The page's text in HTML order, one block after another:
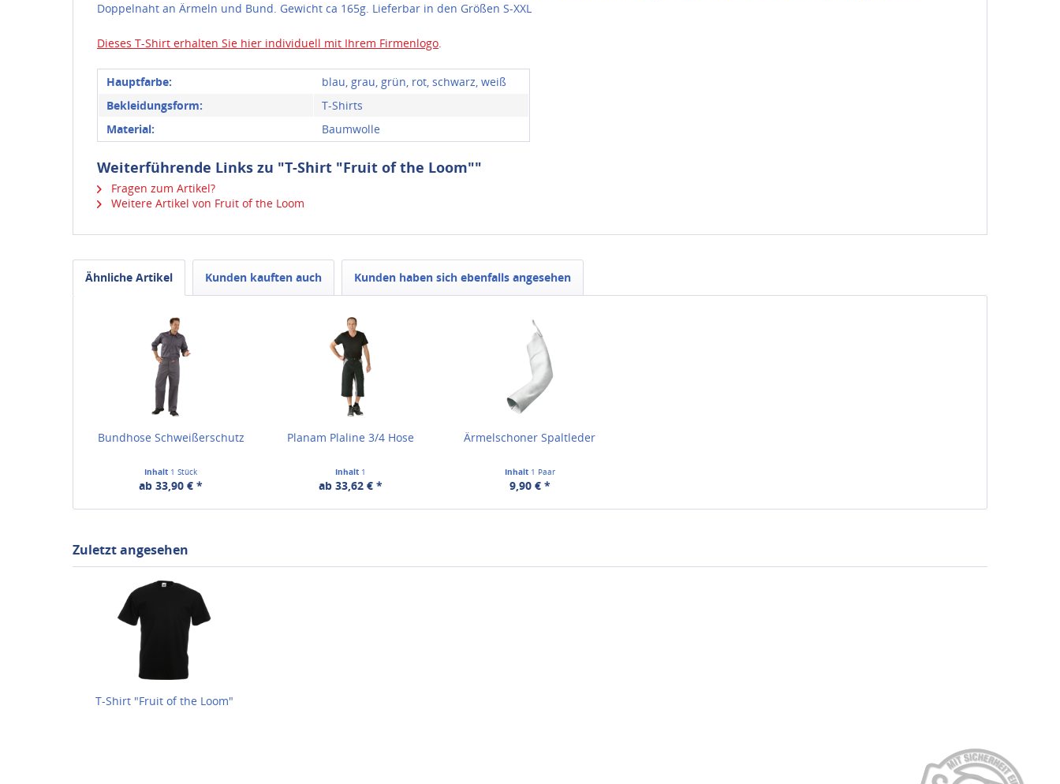
Doppelnaht an Ärmeln und Bund. Gewicht ca 165g. Lieferbar in den Größen S-XXL
Dieses T-Shirt erhalten Sie hier individuell mit Ihrem Firmenlogo.
Hauptfarbe:
blau, grau, grün, rot, schwarz, weiß
Bekleidungsform:
T-Shirts
Material:
Baumwolle
Weiterführende Links zu "T-Shirt "Fruit of the Loom""
Fragen zum Artikel?
Weitere Artikel von Fruit of the Loom
Ähnliche Artikel Kunden kauften auch Kunden haben sich ebenfalls angesehen
Bundhose Schweißerschutz
Inhalt 1 Stück
ab 33,90 € *
Planam Plaline 3/4 Hose
Inhalt 1
ab 33,62 € *
Ärmelschoner Spaltleder
Inhalt 1 Paar
9,90 € *
Zuletzt angesehen
T-Shirt "Fruit of the Loom"